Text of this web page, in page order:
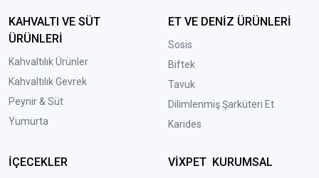
KAHVALTI VE SÜT
ÜRÜNLERİ
Kahvaltılık Ürünler
Kahvaltılık Gevrek
Peynir & Süt
Yumurta
ET VE DENİZ ÜRÜNLERİ
Sosis
Biftek
Tavuk
Dilimlenmiş Şarküteri Et
Karides
İÇECEKLER VİXPET KURUMSAL